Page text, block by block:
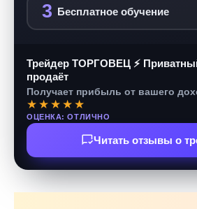
3 Бесплатное обучение
Трейдер ТОРГОВЕЦ ⚡
продаёт
Получает прибыль от вашего
★★★★★
ОЦЕНКА: ОТЛИЧНО
Читать отзывы о